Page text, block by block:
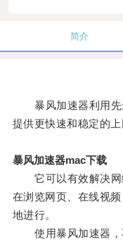
简介
暴风加速器利用先
提供更快速和稳定的上
暴风加速器mac下载
它可以有效解决网
在浏览网页、在线视
地进行。
使用暴风加速器，